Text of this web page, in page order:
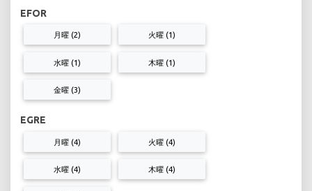
EFOR
月曜 (2) 火曜 (1)
水曜 (1) 木曜 (1)
金曜 (3)
EGRE
月曜 (4) 火曜 (4)
水曜 (4) 木曜 (4)